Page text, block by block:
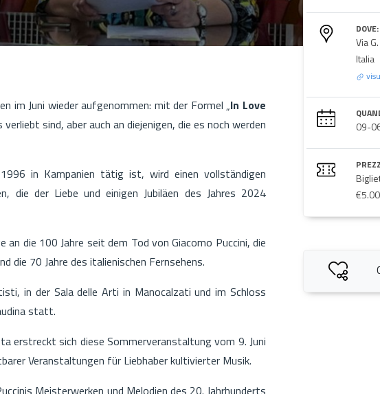
im Juni wieder aufgenommen: mit der Formel „In Love
sind, aber auch an diejenigen, die es noch werden
in Kampanien tätig ist, wird einen vollständigen
die der Liebe und einigen Jubiläen des Jahres 2024
die 100 Jahre seit dem Tod von Giacomo Puccini, die
die 70 Jahre des italienischen Fernsehens.
in der Sala delle Arti in Manocalzati und im Schloss
statt.
erstreckt sich diese Sommerveranstaltung vom 9. Juni
Veranstaltungen für Liebhaber kultivierter Musik.
Meisterwerken und Melodien des 20. Jahrhunderts
DOVE:
Via
Italia
09-
€5.00